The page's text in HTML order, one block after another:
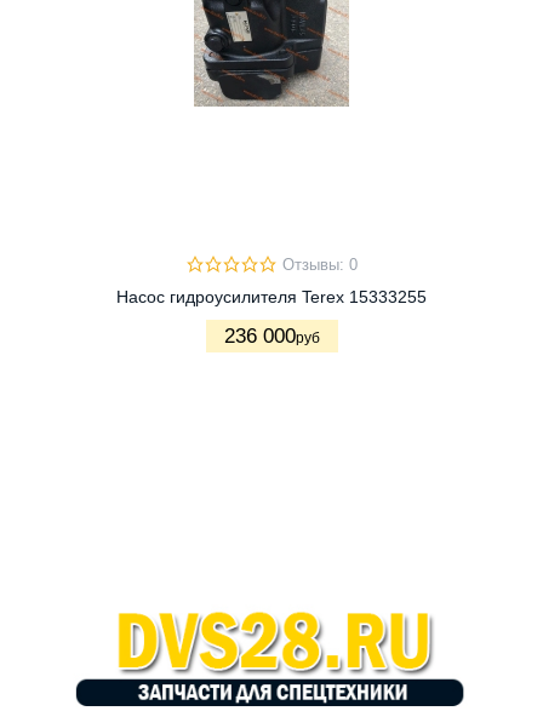
Отзывы: 0
Насос гидроусилителя Terex 15333255
236 000руб